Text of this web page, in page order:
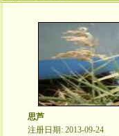
思芦
注册日期: 2013-09-24